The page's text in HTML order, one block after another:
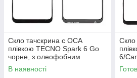
Скло тачскрина c OCA
плівкою TECNO Spark 6 Go
чорне, з олеофобним
покриттям, загартоване
В наявності
Скло
6/